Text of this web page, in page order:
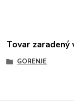
Tovar zaradený
GORENJE